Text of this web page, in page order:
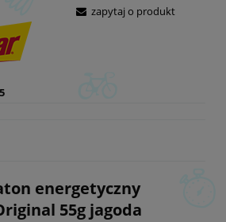
zapytaj o produkt
energetyczny
55g jagoda